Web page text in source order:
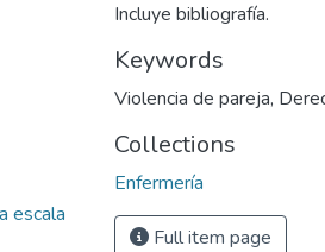
escala
Incluye bibliografía.
Keywords
Violencia de pareja,
Collections
Enfermería
Full item page